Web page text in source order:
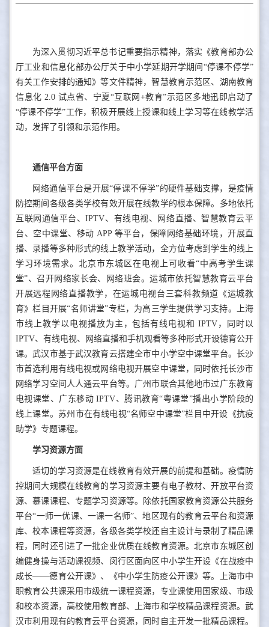
为深入贯彻习近平总书记重要指示精神，落实《教育部办公
厅工业和信息化部办公厅关于中小学延期开学期间“停课不停学”
有关工作安排的通知》等文件精神，智慧教育示范区、湖南教育
信息化 2.0 试点省、宁夏“互联网+教育”示范区多地迅即启动了
“停课不停学”工作，积极开展线上授课和线上学习等在线教学活
动，发挥了引领和示范作用。
通信平台方面
网络通信平台是开展“停课不停学”的硬件基础支撑，是疫情
防控期间各级各类学校有效开展在线教学的根本保障。多地依托
互联网通信平台、IPTV、有线电视、网络直播、智慧教育云平
台、空中课堂、移动 APP 等平台，保障网络基础环境，开展直
播、录播等多种形式的线上教学活动，全方位考虑到学生的线上
学习环境需求。北京市东城区在电视上可收看“中高考学生课
堂”、召开网络家长会、网络班会。运城市依托智慧教育云平台
开展远程网络直播教学，在运城电视台三套科教频道《运城教
育》栏目开展“名师讲堂”专栏，为高三学生提供学习支持。上海
市线上教学以电视播放为主，包括有线电视和 IPTV，同时以
IPTV、有线电视、网络直播和手机观看等多种形式开设德育公开
课。武汉市基于武汉教育云搭建全市中小学空中课堂平台。长沙
市首选利用有线电视或网络电视开展空中课堂，同时依托长沙市
网络学习空间人人通云平台等。广州市联合其他地市过广东教育
电视课堂、广东移动 IPTV、腾讯教育“粤课堂”播出小学阶段的
线上课堂。苏州市在有线电视“名师空中课堂”栏目中开设《抗疫
助学》专题课程。
学习资源方面
适切的学习资源是在线教育有效开展的前提和基础。疫情防
控期间大规模在线教育的学习资源主要有电子教材、开放平台资
源、慕课课程、专题学习资源等。除依托国家教育资源公共服务
平台“一师一优课、一课一名师”、地区现有的教育云平台和资源
库、校本课程等资源，各级各类学校还自主设计与录制了精品课
程，同时还引进了一批企业优质在线教育资源。北京市东城区创
编健身操与活动课视频、闵行区面向区中小学生开设《在战疫中
成长——德育公开课》、《中小学生防疫公开课》等。上海市中
职教育公共课采用市级统一课程资源，专业课使用国家级、市级
和校本资源，高校使用教育部、上海市和学校精品课程资源。武
汉市利用现有的教育云平台资源，同时自主开发一批精品课程。